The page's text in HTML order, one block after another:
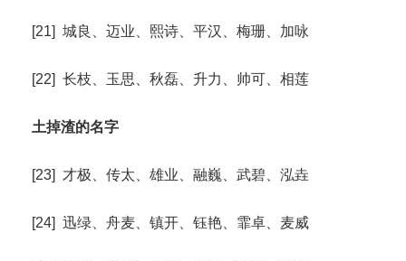
[21] 城良、迈业、熙诗、平汉、梅珊、加咏
[22] 长枝、玉思、秋磊、升力、帅可、相莲
土掉渣的名字
[23] 才极、传太、雄业、融巍、武碧、泓垚
[24] 迅绿、舟麦、镇开、钰艳、霏卓、麦威